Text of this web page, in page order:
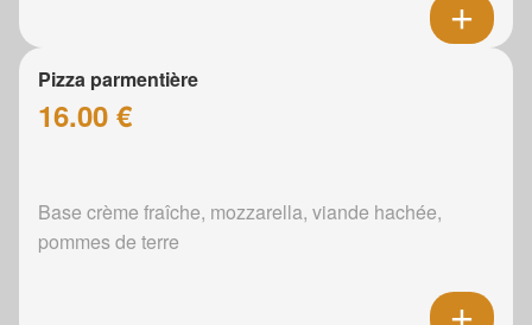
Pizza parmentière
16.00 €
Base crème fraîche, mozzarella, viande hachée,
pommes de terre